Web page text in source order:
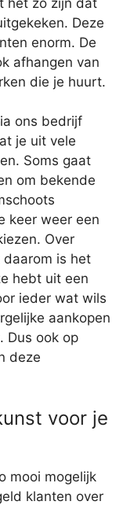
Deze
enorm. De
afhangen van
die je huurt.
ons bedrijf
je uit vele
Soms gaat
om bekende
keer weer een
Over
is het
hebt uit een
ieder wat wils
aankopen
Dus ook op
deze
voor je
mooi mogelijk
klanten over